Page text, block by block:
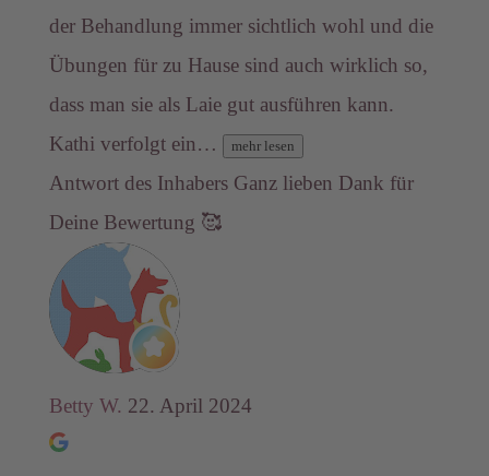
der Behandlung immer sichtlich wohl und die
Übungen für zu Hause sind auch wirklich so,
dass man sie als Laie gut ausführen kann.
Kathi verfolgt ein…
mehr lesen
Antwort des Inhabers Ganz lieben Dank für
Deine Bewertung 🥰
Betty W. 22. April 2024